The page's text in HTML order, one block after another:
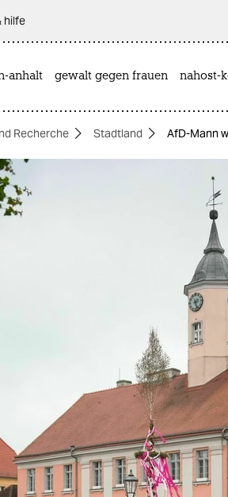
hilfe
anhalt gewalt gegen frauen nahost-
Recherche Stadtland AfD-Mann